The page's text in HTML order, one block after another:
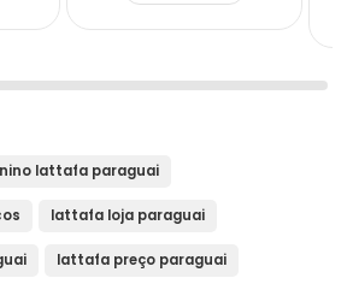
lattafa paraguai
lattafa loja paraguai
lattafa preço paraguai